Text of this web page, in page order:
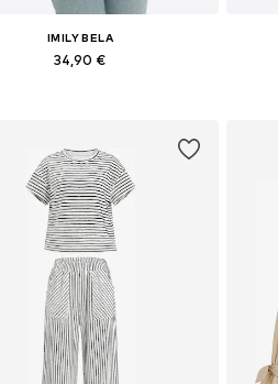
IMILY BELA
34,90 €